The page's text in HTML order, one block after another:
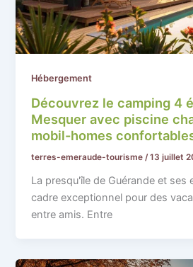
Hébergement
Découvrez le camping 4
Mesquer avec piscine
mobil-homes
terres-emeraude-tourisme/13 juillet
La presqu'île de Guérande et
cadre exceptionnel pour des
entre amis. Entre